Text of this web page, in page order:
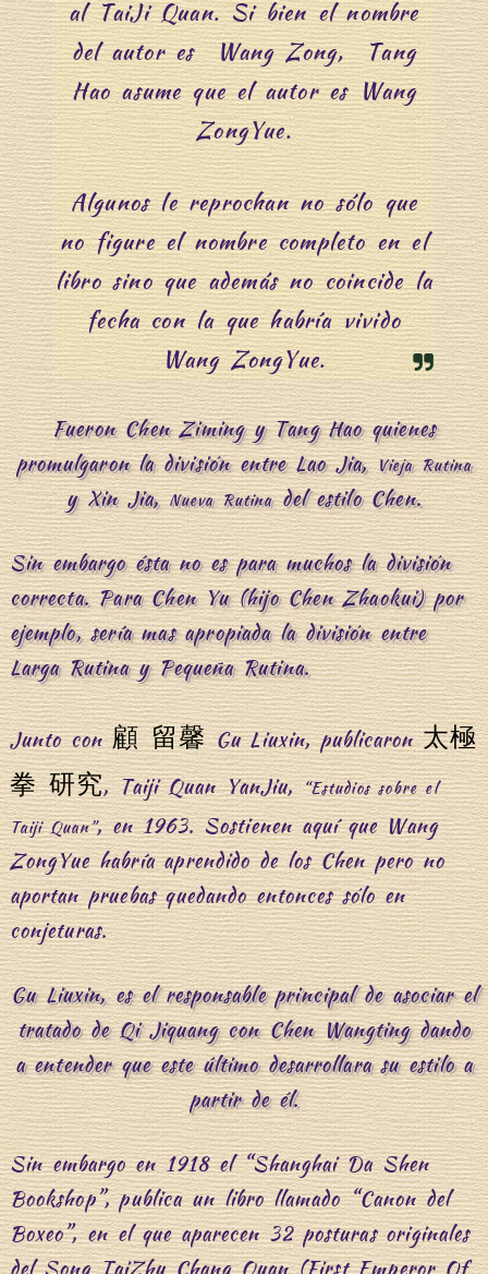
al TaiJi Quan. Si bien el nombre
del autor es Wang Zong, Tang
Hao asume que el autor es Wang
ZongYue.
Algunos le reprochan no sólo que
no figure el nombre completo en el
libro sino que además no coincide la
fecha con la que habría vivido
Wang ZongYue.
Fueron Chen Ziming y Tang Hao quienes
promulgaron la división entre Lao Jia,Vieja Rutina
y Xin Jia,Nueva Rutinadel estilo Chen.
Sin embargo ésta no es para muchos la división
correcta. Para Chen Yu (hijo Chen Zhaokui) por
ejemplo, sería mas apropiada la división entre
Larga Rutina y Pequeña Rutina.
Junto con顧 留馨Gu Liuxin, publicaron太極
拳 研究, Taiji Quan YanJiu,“Estudios sobre el
Taiji Quan”, en 1963. Sostienen aquí que Wang
ZongYue habría aprendido de los Chen pero no
aportan pruebas quedando entonces sólo en
conjeturas.
Gu Liuxin, es el responsable principal de asociar el
tratado de Qi Jiquang con Chen Wangting dando
a entender que este último desarrollara su estilo a
partir de él.
Sin embargo en 1918 el “Shanghai Da Shen
Bookshop”, publica un libro llamado “Canon del
Boxeo”, en el que aparecen 32 posturas originales